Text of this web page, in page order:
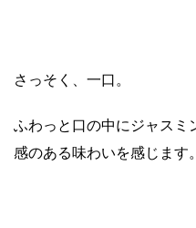
さっそく、一口。
ふわっと口の中にジャスミ
感のある味わいを感じます。